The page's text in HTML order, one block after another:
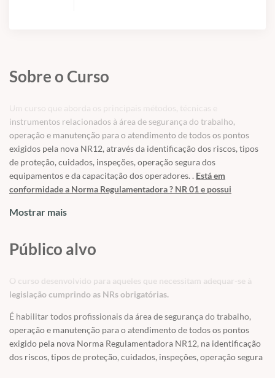
Sobre o Curso
Um curso que aborda os principais métodos, técnicas e
instrumentos relacionados à área de segurança do trabalho,
operação e manutenção para o atendimento de todos os pontos
exigidos pela nova NR12, através da identificação dos riscos, tipos
de proteção, cuidados, inspeções, operação segura dos
equipamentos e da capacitação dos operadores. . Está em
conformidade a Norma Regulamentadora ? NR 01 e possui
54/2018/CGNOR/DSST/SIT/2018
treinamentos de NRs.
formam uma sociedade melhor.. Neste curso, o aluno será
à sua função.
Mostrar mais
Público alvo
O curso desenvolvido para aqueles que necessitam adequar-se à
legislação cumprindo as NRs obrigatórias.
É habilitar todos profissionais da área de segurança do trabalho,
operação e manutenção para o atendimento de todos os pontos
exigido pela nova Norma Regulamentadora NR12, na identificação
dos riscos, tipos de proteção, cuidados, inspeções, operação segura